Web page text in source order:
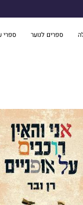
ספרים לנוער ספרי